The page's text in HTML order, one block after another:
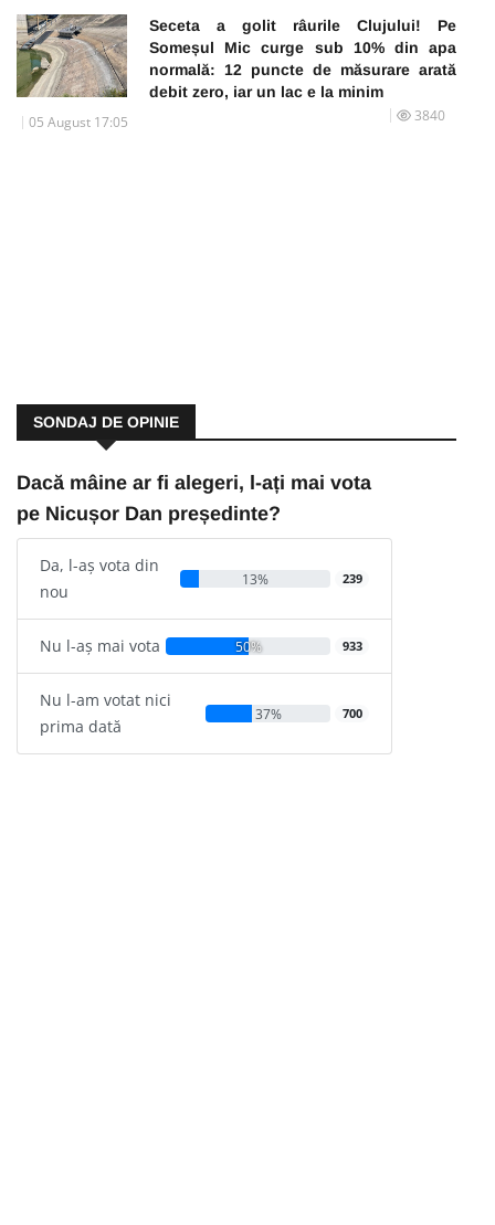
Seceta a golit râurile Clujului! Pe
Someșul Mic curge sub 10% din apa
normală: 12 puncte de măsurare arată
debit zero, iar un lac e la minim
05 August 17:05 3840
SONDAJ DE OPINIE
Dacă mâine ar fi alegeri, l-ați mai vota
pe Nicușor Dan președinte?
Da, l-aș vota din
nou
13% 239
Nu l-aș mai vota 50% 933
Nu l-am votat nici
prima dată
37% 700